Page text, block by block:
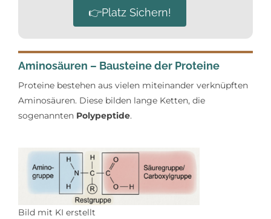
👉Platz Sichern!
Aminosäuren – Bausteine der Proteine
Proteine bestehen aus vielen miteinander verknüpften
Aminosäuren. Diese bilden lange Ketten, die
sogenannten Polypeptide.
Bild mit KI erstellt